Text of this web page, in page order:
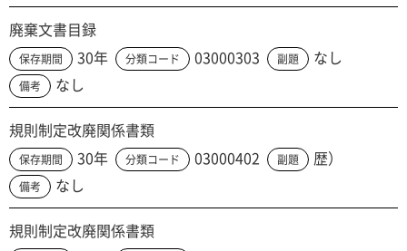
廃棄文書目録
保存期間 30年 分類コード 03000303 副題 なし
備考 なし
規則制定改廃関係書類
保存期間 30年 分類コード 03000402 副題 歴）
備考 なし
規則制定改廃関係書類